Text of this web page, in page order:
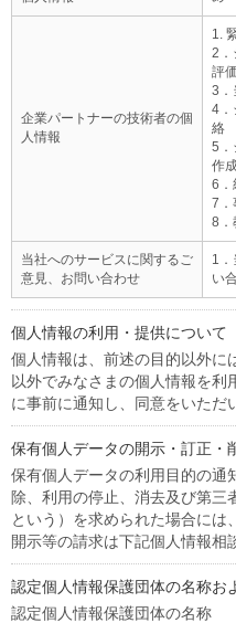
企業パートナーの技術者の個
人情報
1.
2．
評価
3．
4．
絡
5．
作
6．
7．
8．
当社へのサービスに関するご
意見、お問い合わせ
1．
い
個人情報の利用・提供について
個人情報は、前述の目的以外に
以外でみなさまの個人情報を利
に事前に通知し、同意をいただ
保有個人データの開示・訂正・
保有個人データの利用目的の通
除、利用の停止、消去及び第三
という）を求められた場合には
開示等の請求は下記個人情報相
認定個人情報保護団体の名称お
認定個人情報保護団体の名称